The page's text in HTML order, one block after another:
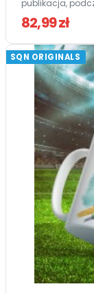
publikacja,
82,99 zł
SQN ORIGINALS